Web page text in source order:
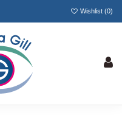
Wishlist (0)